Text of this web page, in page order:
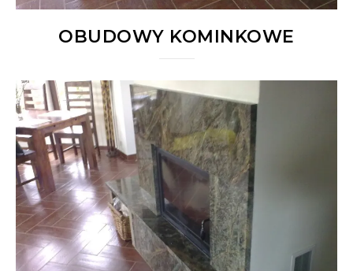
OBUDOWY KOMINKOWE